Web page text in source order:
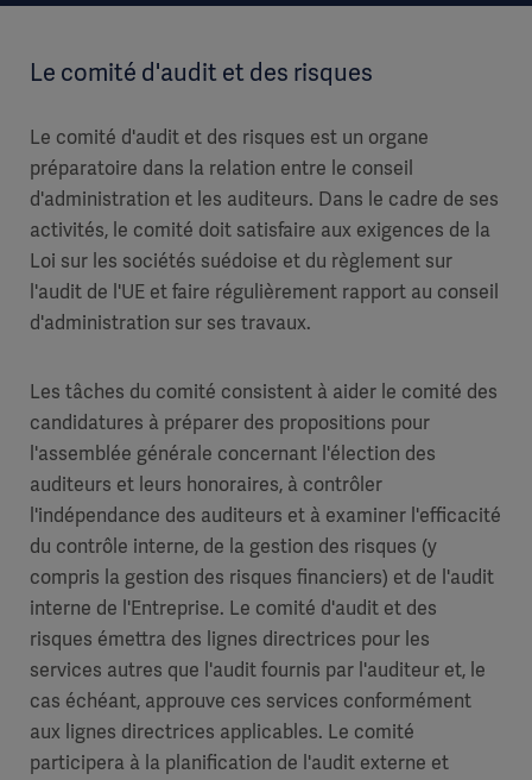
Le comité d'audit et des risques
Le comité d'audit et des risques est un organe
préparatoire dans la relation entre le conseil
d'administration et les auditeurs. Dans le cadre de ses
activités, le comité doit satisfaire aux exigences de la
Loi sur les sociétés suédoise et du règlement sur
l'audit de l'UE et faire régulièrement rapport au conseil
d'administration sur ses travaux.
Les tâches du comité consistent à aider le comité des
candidatures à préparer des propositions pour
l'assemblée générale concernant l'élection des
auditeurs et leurs honoraires, à contrôler
l'indépendance des auditeurs et à examiner l'efficacité
du contrôle interne, de la gestion des risques (y
compris la gestion des risques financiers) et de l'audit
interne de l'Entreprise. Le comité d'audit et des
risques émettra des lignes directrices pour les
services autres que l'audit fournis par l'auditeur et, le
cas échéant, approuve ces services conformément
aux lignes directrices applicables. Le comité
participera à la planification de l'audit externe et